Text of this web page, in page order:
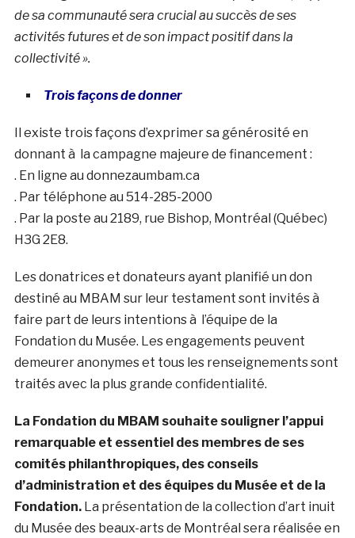
de sa communauté sera crucial au succès de ses
activités futures et de son impact positif dans la
collectivité ».
Trois façons de donner
Il existe trois façons d’exprimer sa générosité en
donnant à la campagne majeure de financement :
. En ligne au donnezaumbam.ca
. Par téléphone au 514-285-2000
. Par la poste au 2189, rue Bishop, Montréal (Québec)
H3G 2E8.
Les donatrices et donateurs ayant planifié un don
destiné au MBAM sur leur testament sont invités à
faire part de leurs intentions à l’équipe de la
Fondation du Musée. Les engagements peuvent
demeurer anonymes et tous les renseignements sont
traités avec la plus grande confidentialité.
La Fondation du MBAM souhaite souligner l’appui
remarquable et essentiel des membres de ses
comités philanthropiques, des conseils
d’administration et des équipes du Musée et de la
Fondation.La présentation de la collection d’art inuit
du Musée des beaux-arts de Montréal sera réalisée en